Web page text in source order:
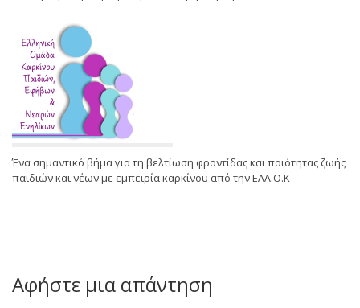
Ένα σημαντικό βήμα για τη βελτίωση φροντίδας και ποιότητας ζωής
παιδιών και νέων με εμπειρία καρκίνου από την ΕΛΛ.Ο.Κ
Αφήστε μια απάντηση